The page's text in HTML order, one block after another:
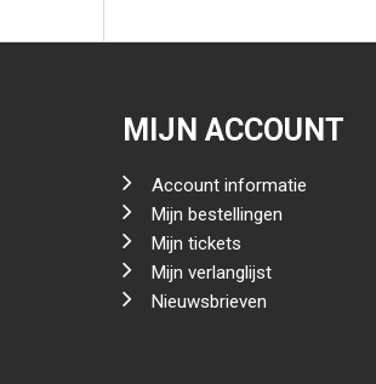
MIJN ACCOUNT
Account informatie
Mijn bestellingen
Mijn tickets
Mijn verlanglijst
Nieuwsbrieven